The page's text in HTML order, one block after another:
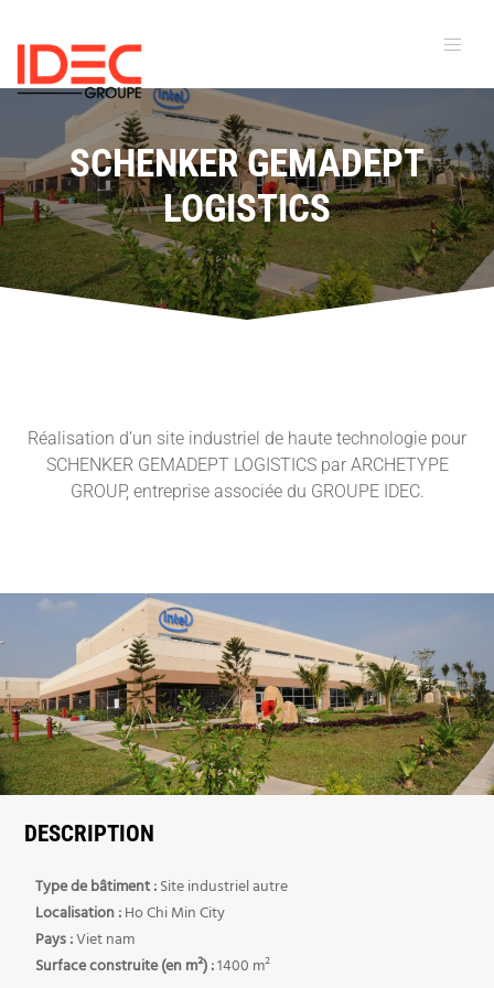
SCHENKER GEMADEPT
LOGISTICS
Réalisation d’un site industriel de haute technologie pour
SCHENKER GEMADEPT LOGISTICS par ARCHETYPE
GROUP, entreprise associée du GROUPE IDEC.
DESCRIPTION
Type de bâtiment :Site industriel autre
Localisation :Ho Chi Min City
Pays :Viet nam
Surface construite (en m²) :1400 m²